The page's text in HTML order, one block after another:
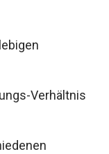
Verhältnis